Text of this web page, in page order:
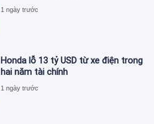
1 ngày trước
Honda lỗ 13 tỷ USD từ xe điện trong
hai năm tài chính
1 ngày trước